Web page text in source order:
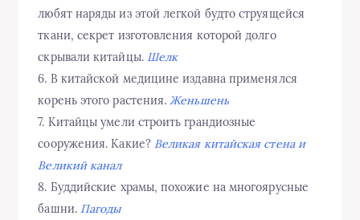
любят наряды из этой легкой будто струящейся
ткани, секрет изготовления которой долго
скрывали китайцы. Шелк
6. В китайской медицине издавна применялся
корень этого растения.Женьшень
7. Китайцы умели строить грандиозные
сооружения. Какие? Великая китайская стена и
Великий канал
8. Буддийские храмы, похожие на многоярусные
башни. Пагоды